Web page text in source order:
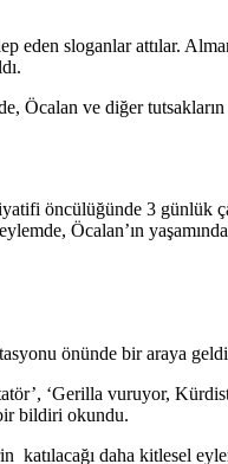
eden sloganlar attılar.
Öcalan ve diğer
öncülüğünde 3 günlük
Öcalan’ın
önünde bir araya
‘Gerilla vuruyor,
bildiri okundu.
daha kitlesel